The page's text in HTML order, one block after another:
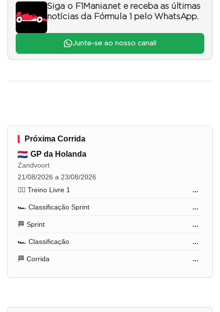
Siga o F1Mania.net e receba as últimas
notícias da Fórmula 1 pelo WhatsApp.
Junte-se ao nosso canal!
Próxima Corrida
GP da Holanda
Zandvoort
21/08/2026 a 23/08/2026
🏋️‍♂️ Treino Livre 1
...
🏎️ Classificação Sprint ...
🏁 Sprint ...
🏎️ Classificação ...
🏁 Corrida ...